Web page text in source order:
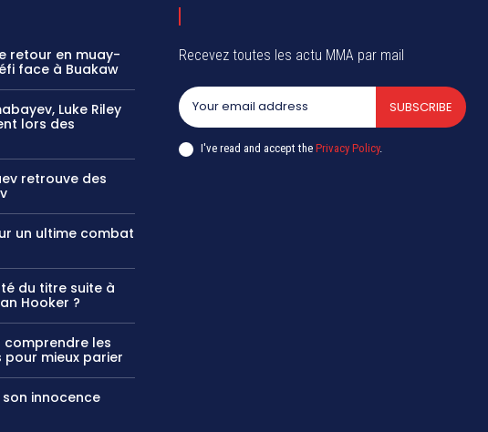
retour en muay-
face à Buakaw
Luke Riley
lors des
retrouve des
un ultime combat
du titre suite à
Hooker ?
comprendre les
mieux parier
innocence
Recevez toutes les actu MMA par mail
SUBSCRIBE
I've read and accept thePrivacy Policy.